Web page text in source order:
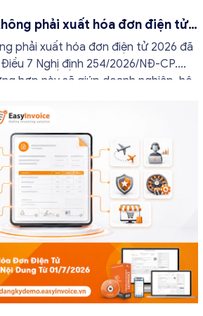
phải xuất hóa đơn điện tử
phải xuất hóa đơn điện tử 2026 đã
7 Nghị định 254/2026/NĐ-CP.
hợp này sẽ giúp doanh nghiệp, hộ
cần thiết hoặc áp […]